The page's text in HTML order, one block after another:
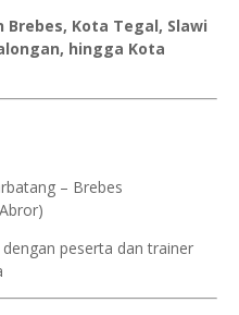
Brebes, Kota Tegal, Slawi
hingga Kota
– Brebes
dengan peserta dan trainer